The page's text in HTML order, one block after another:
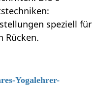
speziell für
Rücken.
Yogalehrer-